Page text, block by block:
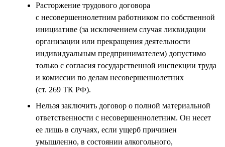
Расторжение трудового договора
с несовершеннолетним работником по собственной
инициативе (за исключением случая ликвидации
организации или прекращения деятельности
индивидуальным предпринимателем) допустимо
только с согласия государственной инспекции труда
и комиссии по делам несовершеннолетних
(ст. 269 ТК РФ).
Нельзя заключить договор о полной материальной
ответственности с несовершеннолетним. Он несет
ее лишь в случаях, если ущерб причинен
умышленно, в состоянии алкогольного,